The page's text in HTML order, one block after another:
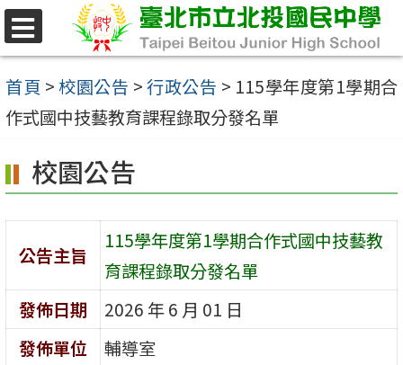
跳
至
主
要
容
區
首頁 >校園公告 >行政公告 > 115學年度第1學期合
作式國中技藝教育課程錄取分發名單
校園公告
公告主旨
115學年度第1學期合作式國中技藝教
育課程錄取分發名單
發佈日期
2026 年 6 月 01 日
發佈單位
輔導室
選
單